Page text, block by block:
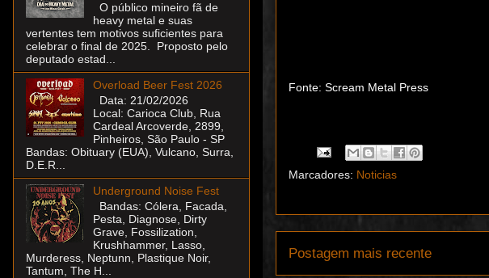
Fonte: Scream Metal Press
Marcadores: Noticias
Postagem mais recente
O público mineiro fã de
heavy metal e suas
vertentes tem motivos suficientes para
celebrar o final de 2025. Proposto pelo
deputado estad...
Overload Beer Fest 2026
Data: 21/02/2026
Local: Carioca Club, Rua
Cardeal Arcoverde, 2899,
Pinheiros, São Paulo - SP
Bandas: Obituary (EUA), Vulcano, Surra,
D.E.R...
Underground Noise Fest
Bandas: Cólera, Facada,
Pesta, Diagnose, Dirty
Grave, Fossilization,
Krushhammer, Lasso,
Murderess, Neptunn, Plastique Noir,
Tantum, The H...